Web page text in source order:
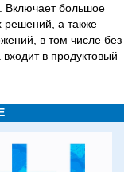
Включает большое
решений, а также
в том числе без
в продуктовый